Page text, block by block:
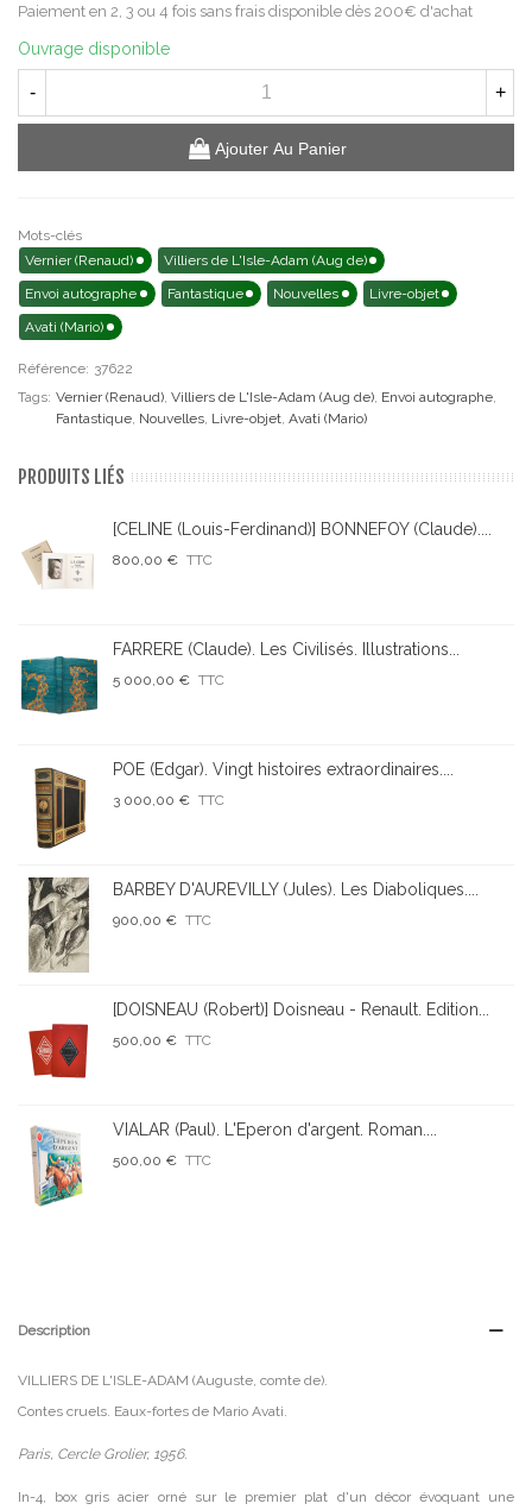
Paiement en 2, 3 ou 4 fois sans frais disponible dès 200€ d'achat
Ouvrage disponible
- +
Ajouter Au Panier
Mots-clés
Vernier (Renaud)
Villiers de L'Isle-Adam (Aug de)
Envoi autographe
Fantastique Nouvelles
Livre-objet
Avati (Mario)
Référence: 37622
Tags: Vernier (Renaud) Villiers de L'Isle-Adam (Aug de) Envoi autographe
Fantastique Nouvelles Livre-objet Avati (Mario)
PRODUITS LIÉS
[CELINE (Louis-Ferdinand)] BONNEFOY (Claude)....
800,00 € TTC
FARRERE (Claude). Les Civilisés. Illustrations...
5 000,00 € TTC
POE (Edgar). Vingt histoires extraordinaires....
3 000,00 € TTC
BARBEY D'AUREVILLY (Jules). Les Diaboliques....
900,00 € TTC
[DOISNEAU (Robert)] Doisneau - Renault. Edition...
500,00 € TTC
VIALAR (Paul). L'Eperon d'argent. Roman....
500,00 € TTC
Description
VILLIERS DE L'ISLE-ADAM (Auguste, comte de).
Contes cruels. Eaux-fortes de Mario Avati.
Paris, Cercle Grolier, 1956.
In-4, box gris acier orné sur le premier plat d'un décor évoquant une